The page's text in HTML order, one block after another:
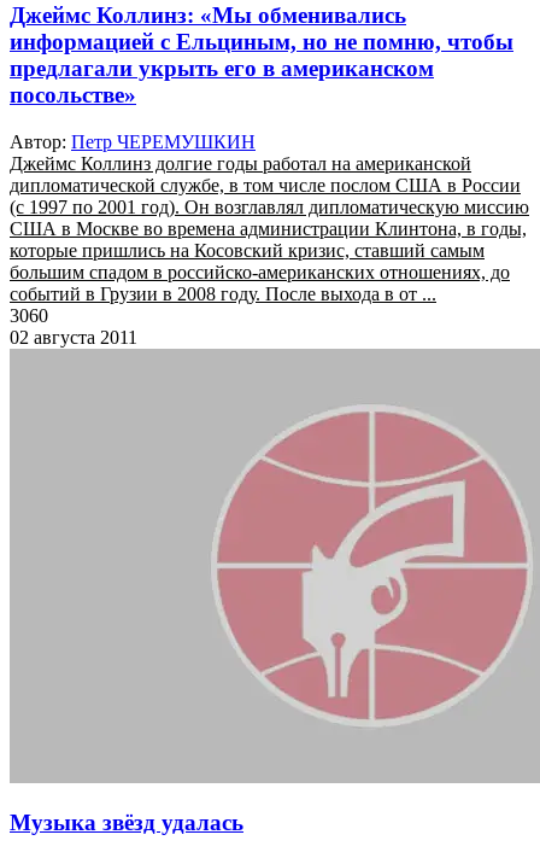
Джеймс Коллинз: «Мы обменивались
информацией с Ельциным, но не помню, чтобы
предлагали укрыть его в американском
посольстве»
Автор: Петр ЧЕРЕМУШКИН
Джеймс Коллинз долгие годы работал на американской
дипломатической службе, в том числе послом США в России
(с 1997 по 2001 год). Он возглавлял дипломатическую миссию
США в Москве во времена администрации Клинтона, в годы,
которые пришлись на Косовский кризис, ставший самым
большим спадом в российско-американских отношениях, до
событий в Грузии в 2008 году. После выхода в от ...
3060
02 августа 2011
Музыка звёзд удалась